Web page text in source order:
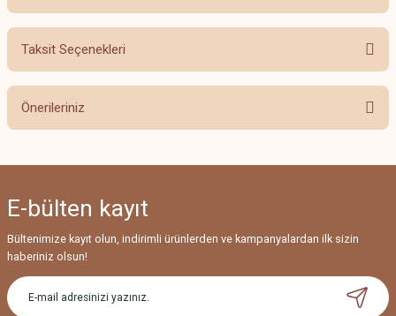
Bu ürüne ilk yorumu siz yapın!
Taksit Seçenekleri
Önerileriniz
Görüş ve önerileriniz için teşekkür ederiz.
Ürün resmi kalitesiz, bozuk veya görüntülenemiyor.
Ürün açıklamasında eksik bilgiler bulunuyor.
Ürün bilgilerinde hatalar bulunuyor.
E-bülten kayıt
Bültenimize kayıt olun, indirimli ürünlerden ve kampanyalardan ilk sizin
haberiniz olsun!